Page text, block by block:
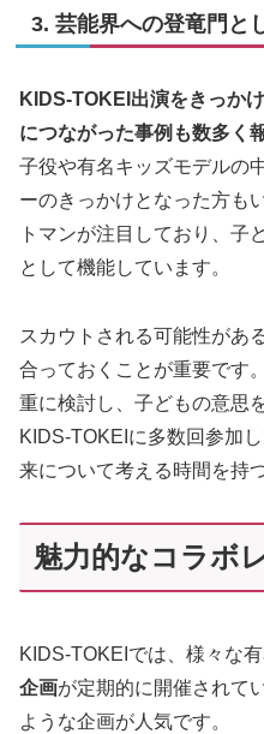
3. 芸能界への登竜門と
KIDS-TOKEI出演をきっか
につながった事例も数多く
子役や有名キッズモデルの
ーのきっかけとなった方も
トマンが注目しており、子
として機能しています。
スカウトされる可能性があ
合っておくことが重要です
重に検討し、子どもの意思
KIDS-TOKEIに多数回参加
来について考える時間を持
魅力的なコラボ
KIDS-TOKEIでは、様々な
企画が定期的に開催されて
ような企画が人気です。